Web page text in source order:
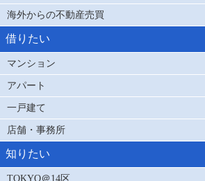
海外からの不動産売買
借りたい
マンション
アパート
一戸建て
店舗・事務所
知りたい
TOKYO＠14区